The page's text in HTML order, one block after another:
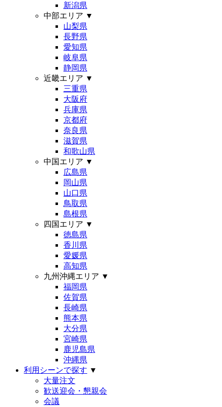
新潟県
中部エリア ▼
山梨県
長野県
愛知県
岐阜県
静岡県
近畿エリア ▼
三重県
大阪府
兵庫県
京都府
奈良県
滋賀県
和歌山県
中国エリア ▼
広島県
岡山県
山口県
鳥取県
島根県
四国エリア ▼
徳島県
香川県
愛媛県
高知県
九州沖縄エリア ▼
福岡県
佐賀県
長崎県
熊本県
大分県
宮崎県
鹿児島県
沖縄県
利用シーンで探す ▼
大量注文
歓送迎会・懇親会
会議